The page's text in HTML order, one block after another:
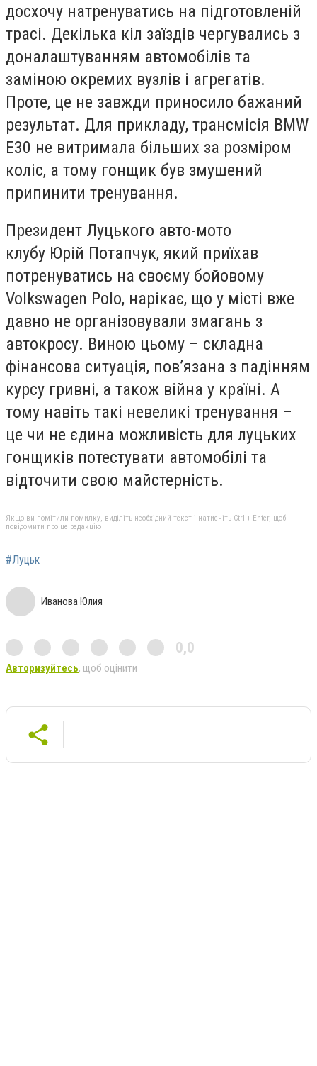
досхочу натренуватись на підготовленій
трасі. Декілька кіл заїздів чергувались з
доналаштуванням автомобілів та
заміною окремих вузлів і агрегатів.
Проте, це не завжди приносило бажаний
результат. Для прикладу, трансмісія BMW
E30 не витримала більших за розміром
коліс, а тому гонщик був змушений
припинити тренування.
Президент Луцького авто-мото
клубу Юрій Потапчук, який приїхав
потренуватись на своєму бойовому
Volkswagen Polo, нарікає, що у місті вже
давно не організовували змагань з
автокросу. Виною цьому – складна
фінансова ситуація, пов’язана з падінням
курсу гривні, а також війна у країні. А
тому навіть такі невеликі тренування –
це чи не єдина можливість для луцьких
гонщиків потестувати автомобілі та
відточити свою майстерність.
Якщо ви помітили помилку, виділіть необхідний текст і натисніть Ctrl + Enter, щоб
повідомити про це редакцію
#Луцьк
Иванова Юлия
0,0
Авторизуйтесь, щоб оцінити